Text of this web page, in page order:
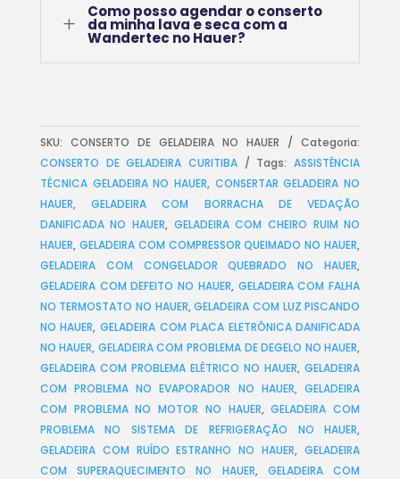
L
Como posso agendar o conserto
da minha lava e seca com a
Wandertec no Hauer?
SKU: CONSERTO DE GELADEIRA NO HAUER
Categoria:
CONSERTO DE GELADEIRA CURITIBA
Tags:ASSISTÊNCIA
TÉCNICA GELADEIRA NO HAUER, CONSERTAR GELADEIRA NO
HAUER,GELADEIRA COM BORRACHA DE VEDAÇÃO
DANIFICADA NO HAUER, GELADEIRA COM CHEIRO RUIM NO
HAUER, GELADEIRA COM COMPRESSOR QUEIMADO NO HAUER,
GELADEIRA COM CONGELADOR QUEBRADO NO HAUER,
GELADEIRA COM DEFEITO NO HAUER, GELADEIRA COM FALHA
NO TERMOSTATO NO HAUER,GELADEIRA COM LUZ PISCANDO
NO HAUER, GELADEIRA COM PLACA ELETRÔNICA DANIFICADA
NO HAUER, GELADEIRA COM PROBLEMA DE DEGELO NO HAUER,
GELADEIRA COM PROBLEMA ELÉTRICO NO HAUER,GELADEIRA
COM PROBLEMA NO EVAPORADOR NO HAUER,GELADEIRA
COM PROBLEMA NO MOTOR NO HAUER,GELADEIRA COM
PROBLEMA NO SISTEMA DE REFRIGERAÇÃO NO HAUER,
GELADEIRA COM RUÍDO ESTRANHO NO HAUER,GELADEIRA
COM SUPERAQUECIMENTO NO HAUER, GELADEIRA COM